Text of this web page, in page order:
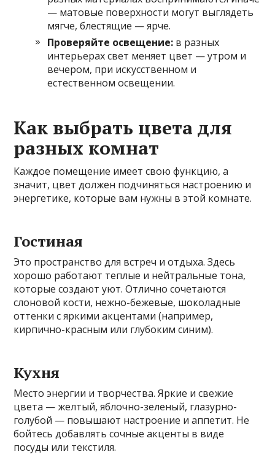
— матовые поверхности могут выглядеть
мягче, блестящие — ярче.
Проверяйте освещение: в разных
интерьерах свет меняет цвет — утром и
вечером, при искусственном и
естественном освещении.
Как выбрать цвета для
разных комнат
Каждое помещение имеет свою функцию, а
значит, цвет должен подчиняться настроению и
энергетике, которые вам нужны в этой комнате.
Гостиная
Это пространство для встреч и отдыха. Здесь
хорошо работают теплые и нейтральные тона,
которые создают уют. Отлично сочетаются
слоновой кости, нежно-бежевые, шоколадные
оттенки с яркими акцентами (например,
кирпично-красным или глубоким синим).
Кухня
Место энергии и творчества. Яркие и свежие
цвета — желтый, яблочно-зеленый, глазурно-
голубой — повышают настроение и аппетит. Не
бойтесь добавлять сочные акценты в виде
посуды или текстиля.